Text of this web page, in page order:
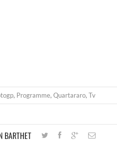
, Programme, Quartararo, Tv
BARTHET